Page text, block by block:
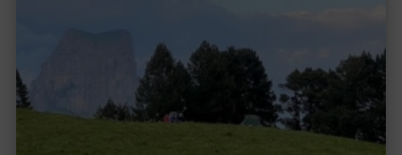
Séjour bien organisé et déroulement agréable.